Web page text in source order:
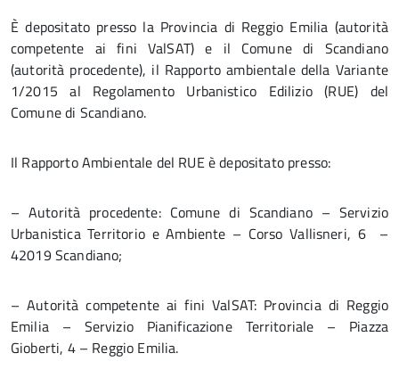
È depositato presso la Provincia di Reggio Emilia (autorità
competente ai fini ValSAT) e il Comune di Scandiano
(autorità procedente), il Rapporto ambientale della Variante
1/2015 al Regolamento Urbanistico Edilizio (RUE) del
Comune di Scandiano.
Il Rapporto Ambientale del RUE è depositato presso:
– Autorità procedente: Comune di Scandiano – Servizio
Urbanistica Territorio e Ambiente – Corso Vallisneri, 6 –
42019 Scandiano;
– Autorità competente ai fini ValSAT: Provincia di Reggio
Emilia – Servizio Pianificazione Territoriale – Piazza
Gioberti, 4 – Reggio Emilia.